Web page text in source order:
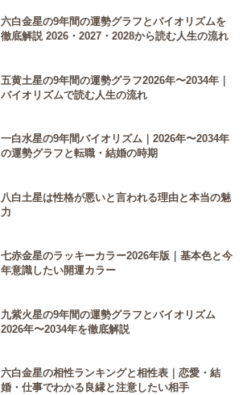
六白金星の9年間の運勢グラフとバイオリズムを
徹底解説 2026・2027・2028から読む人生の流れ
五黄土星の9年間の運勢グラフ2026年〜2034年｜
バイオリズムで読む人生の流れ
一白水星の9年間バイオリズム｜2026年〜2034年
の運勢グラフと転職・結婚の時期
八白土星は性格が悪いと言われる理由と本当の魅
力
七赤金星のラッキーカラー2026年版｜基本色と今
年意識したい開運カラー
九紫火星の9年間の運勢グラフとバイオリズム
2026年〜2034年を徹底解説
六白金星の相性ランキングと相性表｜恋愛・結
婚・仕事でわかる良縁と注意したい相手